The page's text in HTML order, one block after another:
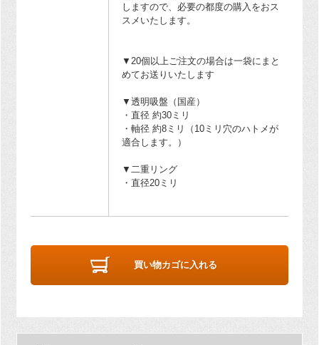
しますので、必要の都度の購入をおス
スメいたします。
▼20個以上ご注文の場合は一袋にまと
めてお送りいたします
▼透明吸盤（国産）
・直径 約30ミリ
・軸径 約8ミリ（10ミリ穴のハトメが
適合します。）
▼二重リング
・直径20ミリ
買い物カゴに入れる